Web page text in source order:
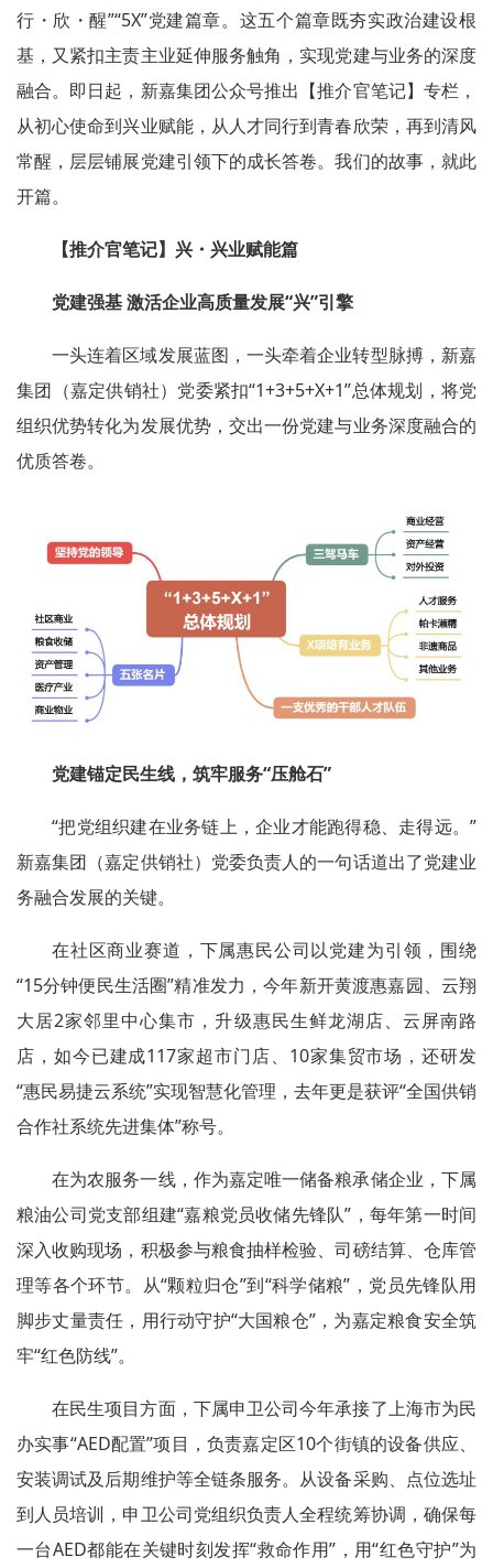
行・欣・醒”“5X”党建篇章。这五个篇章既夯实政治建设根
基，又紧扣主责主业延伸服务触角，实现党建与业务的深度
融合。即日起，新嘉集团公众号推出【推介官笔记】专栏，
从初心使命到兴业赋能，从人才同行到青春欣荣，再到清风
常醒，层层铺展党建引领下的成长答卷。我们的故事，就此
开篇。
【推介官笔记】兴・兴业赋能篇
党建强基 激活企业高质量发展“兴”引擎
一头连着区域发展蓝图，一头牵着企业转型脉搏，新嘉
集团（嘉定供销社）党委紧扣“1+3+5+X+1”总体规划，将党
组织优势转化为发展优势，交出一份党建与业务深度融合的
优质答卷。
党建锚定民生线，筑牢服务“压舱石”
“把党组织建在业务链上，企业才能跑得稳、走得远。”
新嘉集团（嘉定供销社）党委负责人的一句话道出了党建业
务融合发展的关键。
在社区商业赛道，下属惠民公司以党建为引领，围绕
“15分钟便民生活圈”精准发力，今年新开黄渡惠嘉园、云翔
大居2家邻里中心集市，升级惠民生鲜龙湖店、云屏南路
店，如今已建成117家超市门店、10家集贸市场，还研发
“惠民易捷云系统”实现智慧化管理，去年更是获评“全国供销
合作社系统先进集体”称号。
在为农服务一线，作为嘉定唯一储备粮承储企业，下属
粮油公司党支部组建“嘉粮党员收储先锋队”，每年第一时间
深入收购现场，积极参与粮食抽样检验、司磅结算、仓库管
理等各个环节。从“颗粒归仓”到“科学储粮”，党员先锋队用
脚步丈量责任，用行动守护“大国粮仓”，为嘉定粮食安全筑
牢“红色防线”。
在民生项目方面，下属申卫公司今年承接了上海市为民
办实事“AED配置”项目，负责嘉定区10个街镇的设备供应、
安装调试及后期维护等全链条服务。从设备采购、点位选址
到人员培训，申卫公司党组织负责人全程统筹协调，确保每
一台AED都能在关键时刻发挥“救命作用”，用“红色守护”为